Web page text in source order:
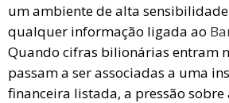
um ambiente de alta
qualquer informação ligada ao
Quando cifras bilionárias entram
passam a ser associadas a uma
financeira listada, a pressão sobre